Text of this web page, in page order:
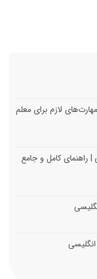
لازم برای معلم
راهنمای کامل و جامع